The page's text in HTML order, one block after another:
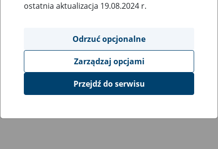
ostatnia aktualizacja 19.08.2024 r.
Odrzuć opcjonalne
Zarządzaj opcjami
Przejdź do serwisu